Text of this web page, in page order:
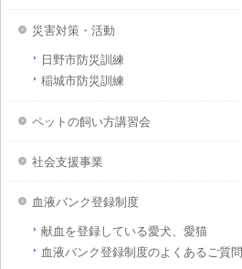
災害対策・活動
日野市防災訓練
稲城市防災訓練
ペットの飼い方講習会
社会支援事業
血液バンク登録制度
献血を登録している愛犬、愛猫
血液バンク登録制度のよくあるご質問